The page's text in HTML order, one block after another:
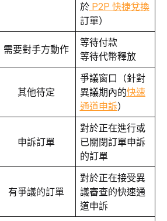
於P2P 快捷兌換
訂單）
需要對手方動作
等待付款
等待代幣釋放
其他待定
爭議窗口（針對
異議期內的快速
通道申訴）
申訴訂單
對於正在進行或
已關閉訂單申訴
的訂單
有爭議的訂單
對於正在接受異
議審查的快速通
道申訴